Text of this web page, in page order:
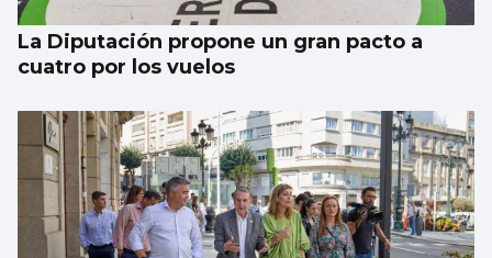
La Diputación propone un gran pacto a
cuatro por los vuelos